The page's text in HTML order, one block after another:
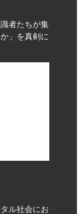
者たちが集
」を真剣に
ル社会にお